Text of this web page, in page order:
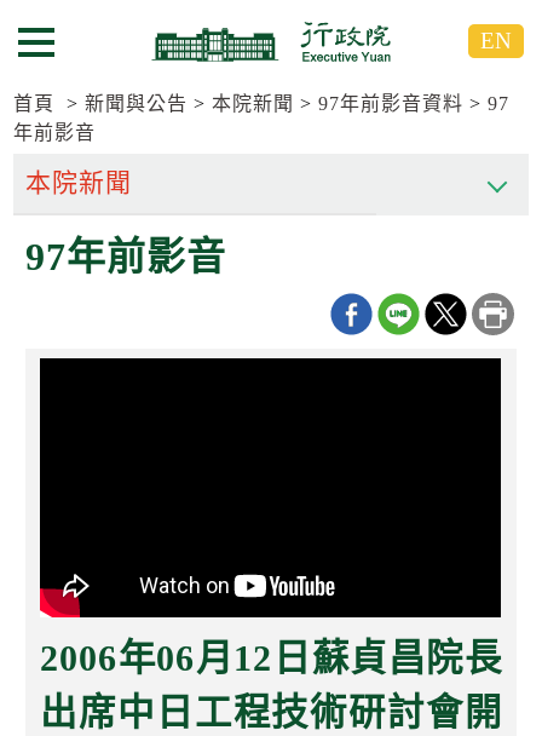
到
要
內
塊
到
要
內
塊
選單按鈕 EN
首頁 新聞與公告 本院新聞 97年前影音資料
97
年前影音
97年前影音
2006年06月12日蘇貞昌院長
出席中日工程技術研討會開